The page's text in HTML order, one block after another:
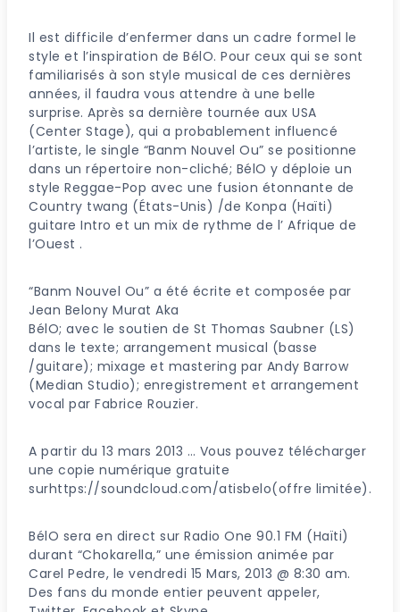
Il est difficile d’enfermer dans un cadre formel le
style et l’inspiration de BélO. Pour ceux qui se sont
familiarisés à son style musical de ces dernières
années, il faudra vous attendre à une belle
surprise. Après sa dernière tournée aux USA
(Center Stage), qui a probablement influencé
l’artiste, le single “Banm Nouvel Ou” se positionne
dans un répertoire non-cliché; BélO y déploie un
style Reggae-Pop avec une fusion étonnante de
Country twang (États-Unis) /de Konpa (Haïti)
guitare Intro et un mix de rythme de l’ Afrique de
l’Ouest .
“Banm Nouvel Ou” a été écrite et composée par
Jean Belony Murat Aka
BélO; avec le soutien de St Thomas Saubner (LS)
dans le texte; arrangement musical (basse
/guitare); mixage et mastering par Andy Barrow
(Median Studio); enregistrement et arrangement
vocal par Fabrice Rouzier.
A partir du 13 mars 2013 … Vous pouvez télécharger
une copie numérique gratuite
surhttps://soundcloud.com/atisbelo(offre limitée).
BélO sera en direct sur Radio One 90.1 FM (Haïti)
durant “Chokarella,” une émission animée par
Carel Pedre, le vendredi 15 Mars, 2013 @ 8:30 am.
Des fans du monde entier peuvent appeler,